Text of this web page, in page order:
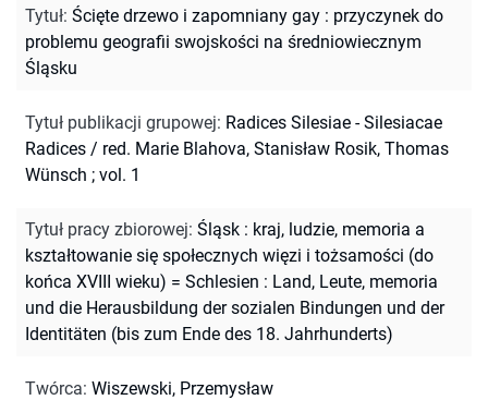
Tytuł: Ścięte drzewo i zapomniany gay : przyczynek do
problemu geografii swojskości na średniowiecznym
Śląsku
Tytuł publikacji grupowej: Radices Silesiae - Silesiacae
Radices / red. Marie Blahova, Stanisław Rosik, Thomas
Wünsch ; vol. 1
Tytuł pracy zbiorowej: Śląsk : kraj, ludzie, memoria a
kształtowanie się społecznych więzi i tożsamości (do
końca XVIII wieku) = Schlesien : Land, Leute, memoria
und die Herausbildung der sozialen Bindungen und der
Identitäten (bis zum Ende des 18. Jahrhunderts)
Twórca: Wiszewski, Przemysław